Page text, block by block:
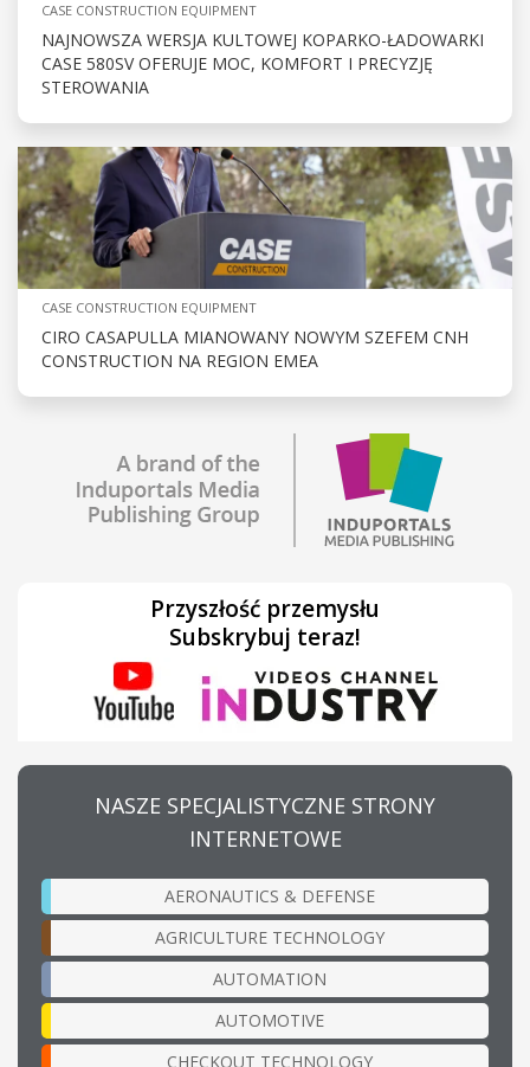
CASE CONSTRUCTION EQUIPMENT
NAJNOWSZA WERSJA KULTOWEJ KOPARKO-ŁADOWARKI
CASE 580SV OFERUJE MOC, KOMFORT I PRECYZJĘ
STEROWANIA
CASE CONSTRUCTION EQUIPMENT
CIRO CASAPULLA MIANOWANY NOWYM SZEFEM CNH
CONSTRUCTION NA REGION EMEA
Przyszłość przemysłu
Subskrybuj teraz!
NASZE SPECJALISTYCZNE STRONY
INTERNETOWE
AERONAUTICS & DEFENSE
AGRICULTURE TECHNOLOGY
AUTOMATION
AUTOMOTIVE
CHECKOUT TECHNOLOGY